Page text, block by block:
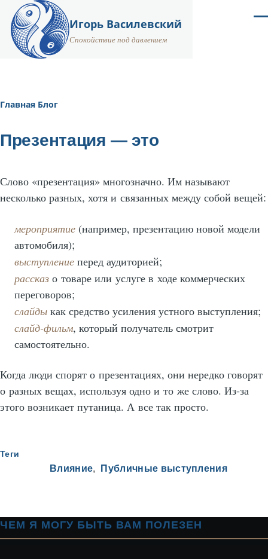
Перейти к основному содержанию
Игорь Василевский
Спокойствие под давлением
Строка
Главная Блог
Презентация — это
Слово «презентация» многозначно. Им называют
несколько разных, хотя и связанных между собой вещей:
мероприятие (например, презентацию новой модели
автомобиля);
выступление перед аудиторией;
рассказ о товаре или услуге в ходе коммерческих
переговоров;
слайды как средство усиления устного выступления;
слайд-фильм, который получатель смотрит
самостоятельно.
Когда люди спорят о презентациях, они нередко говорят
о разных вещах, используя одно и то же слово. Из-за
этого возникает путаница. А все так просто.
Теги
Влияние Публичные выступления
ЧЕМ Я МОГУ БЫТЬ ВАМ ПОЛЕЗЕН